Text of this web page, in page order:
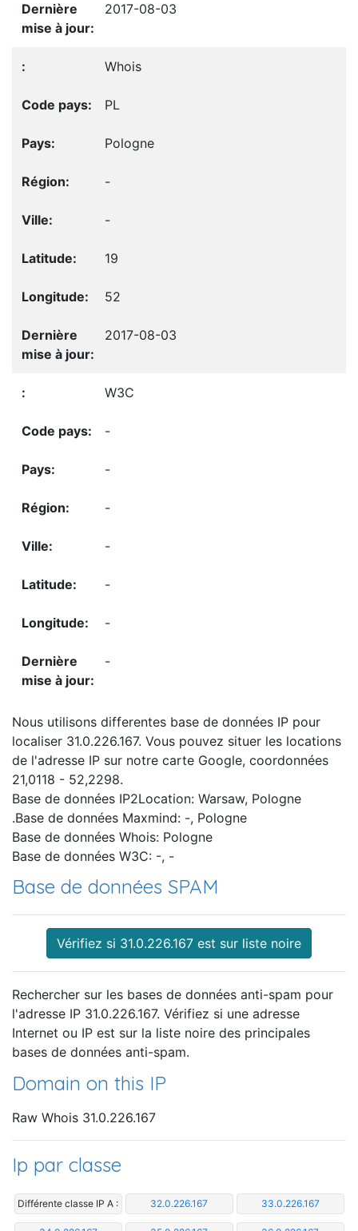
2017-08-03
Whois
PL
Pologne
-
-
19
52
2017-08-03
W3C
-
-
-
-
-
-
-
Nous utilisons differentes base de données IP pour
localiser 31.0.226.167. Vous pouvez situer les locations
de l'adresse IP sur notre carte Google, coordonnées
21,0118 - 52,2298.
Base de données IP2Location: Warsaw, Pologne
.Base de données Maxmind: -, Pologne
Base de données Whois: Pologne
Base de données W3C: -, -
Base de données SPAM
Vérifiez si 31.0.226.167 est sur liste noire
Rechercher sur les bases de données anti-spam pour
l'adresse IP 31.0.226.167. Vérifiez si une adresse
Internet ou IP est sur la liste noire des principales
bases de données anti-spam.
Domain on this IP
Raw Whois 31.0.226.167
Ip par classe
Différente classe IP A : 32.0.226.167 33.0.226.167